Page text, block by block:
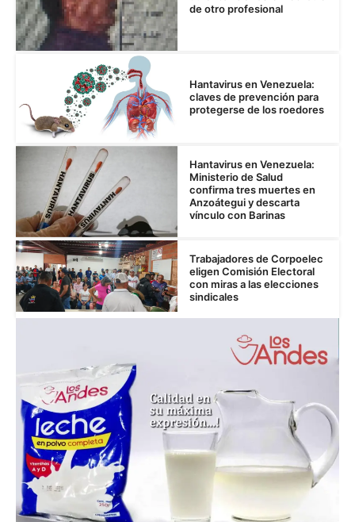
de otro profesional
Hantavirus en Venezuela:
claves de prevención para
protegerse de los roedores
Hantavirus en Venezuela:
Ministerio de Salud
confirma tres muertes en
Anzoátegui y descarta
vínculo con Barinas
Trabajadores de Corpoelec
eligen Comisión Electoral
con miras a las elecciones
sindicales